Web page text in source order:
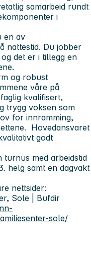
samarbeid rundt
i
en av
nattestid. Du jobber
det er i tillegg en
og robust
våre på
kvalifisert,
trygg voksen som
for innramming,
Hovedansvaret
godt
turnus med arbeidstid
helg samt en dagvakt
nettsider:
Sole | Bufdir
sole/